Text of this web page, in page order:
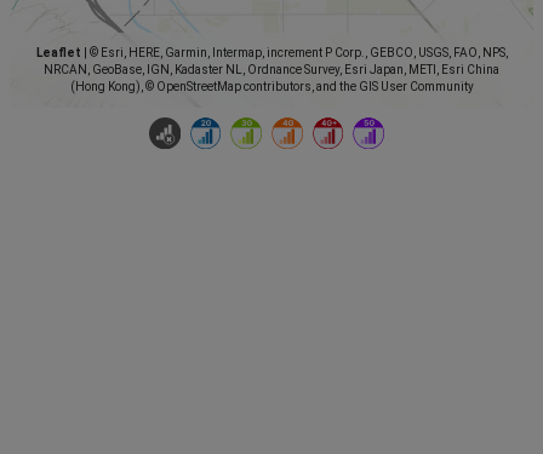
Leaflet
© Esri, HERE, Garmin, Intermap, increment P Corp., GEBCO, USGS, FAO, NPS,
NRCAN, GeoBase, IGN, Kadaster NL, Ordnance Survey, Esri Japan, METI, Esri China
(Hong Kong), © OpenStreetMap contributors, and the GIS User Community